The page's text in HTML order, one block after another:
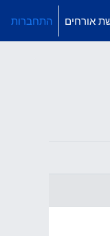
אורחים התחברות